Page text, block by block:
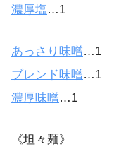
濃厚塩…1
あっさり味噌…1
ブレンド味噌…1
濃厚味噌…1
《坦々麺》